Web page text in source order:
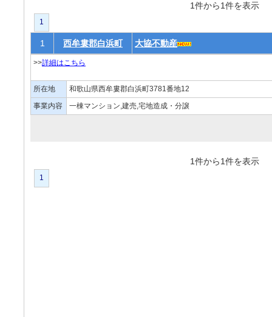
1件から1件を表
1
1 西牟婁郡白浜町 大協不動産
>>詳細はこちら
所在地
和歌山県西牟婁郡白浜町3781番地12
事業内容
一棟マンション,建売,宅地造成・分譲
1件から1件を表
1